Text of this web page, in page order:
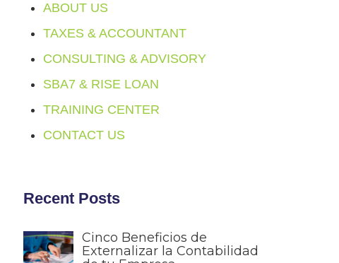
ABOUT US
TAXES & ACCOUNTANT
CONSULTING & ADVISORY
SBA7 & RISE LOAN
TRAINING CENTER
CONTACT US
Recent Posts
Cinco Beneficios de
Externalizar la Contabilidad